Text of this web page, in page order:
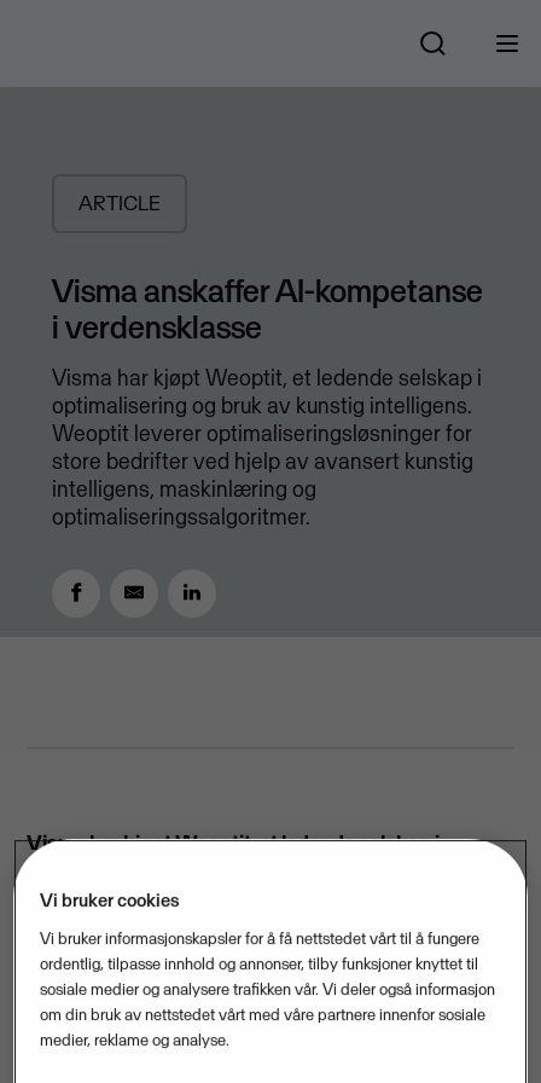
ARTICLE
Visma anskaffer AI-kompetanse
i verdensklasse
Visma har kjøpt Weoptit, et ledende selskap i
optimalisering og bruk av kunstig intelligens.
Weoptit leverer optimaliseringsløsninger for
store bedrifter ved hjelp av avansert kunstig
intelligens, maskinlæring og
optimaliseringssalgoritmer.
Visma har kjøpt Weoptit, et ledende selskap i
Weoptit leverer optimaliseringsløsninger for store
bedrifter ved hjelp av avansert kunstig intelligens,
maskinlæring og optimaliseringssalgoritmer.
Weoptit har kompetanse i verdensklasse innen
Vi bruker cookies
Vi bruker informasjonskapsler for å få nettstedet vårt til å fungere
ordentlig, tilpasse innhold og annonser, tilby funksjoner knyttet til
sosiale medier og analysere trafikken vår. Vi deler også informasjon
om din bruk av nettstedet vårt med våre partnere innenfor sosiale
medier, reklame og analyse.